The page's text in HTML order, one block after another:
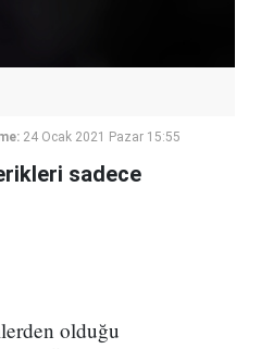
24 Ocak 2021 Pazar 15:55
sadece
olduğu